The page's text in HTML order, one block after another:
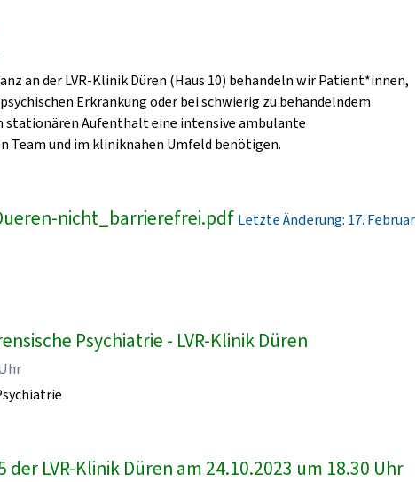
an der LVR-Klinik Düren (Haus 10) behandeln wir Patient*innen,
Erkrankung oder bei schwierig zu behandelndem
stationären Aufenthalt eine intensive ambulante
und im kliniknahen Umfeld benötigen.
nicht_barrierefrei.pdf Letzte Änderung: 17. Februar
Psychiatrie - LVR-Klinik Düren
LVR-Klinik Düren am 24.10.2023 um 18.30 Uhr